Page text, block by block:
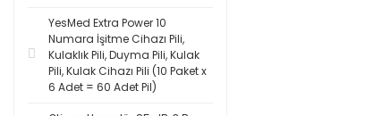
YesMed Extra Power 10
Numara İşitme Cihazı Pili,
Kulaklık Pili, Duyma Pili, Kulak
Pili, Kulak Cihazı Pili (10 Paket x
6 Adet = 60 Adet Pil)